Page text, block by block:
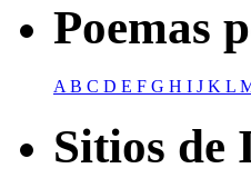
Poemas
A B C D E F G H I J K L
Sitios de